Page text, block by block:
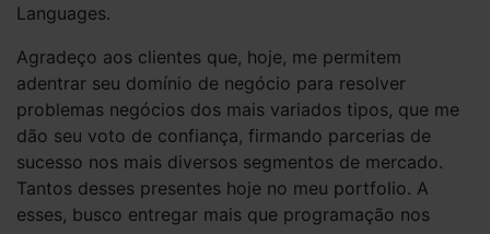
Languages.
Agradeço aos clientes que, hoje, me permitem
adentrar seu domínio de negócio para resolver
problemas negócios dos mais variados tipos, que me
dão seu voto de confiança, firmando parcerias de
sucesso nos mais diversos segmentos de mercado.
Tantos desses presentes hoje no meu portfolio. A
esses, busco entregar mais que programação nos